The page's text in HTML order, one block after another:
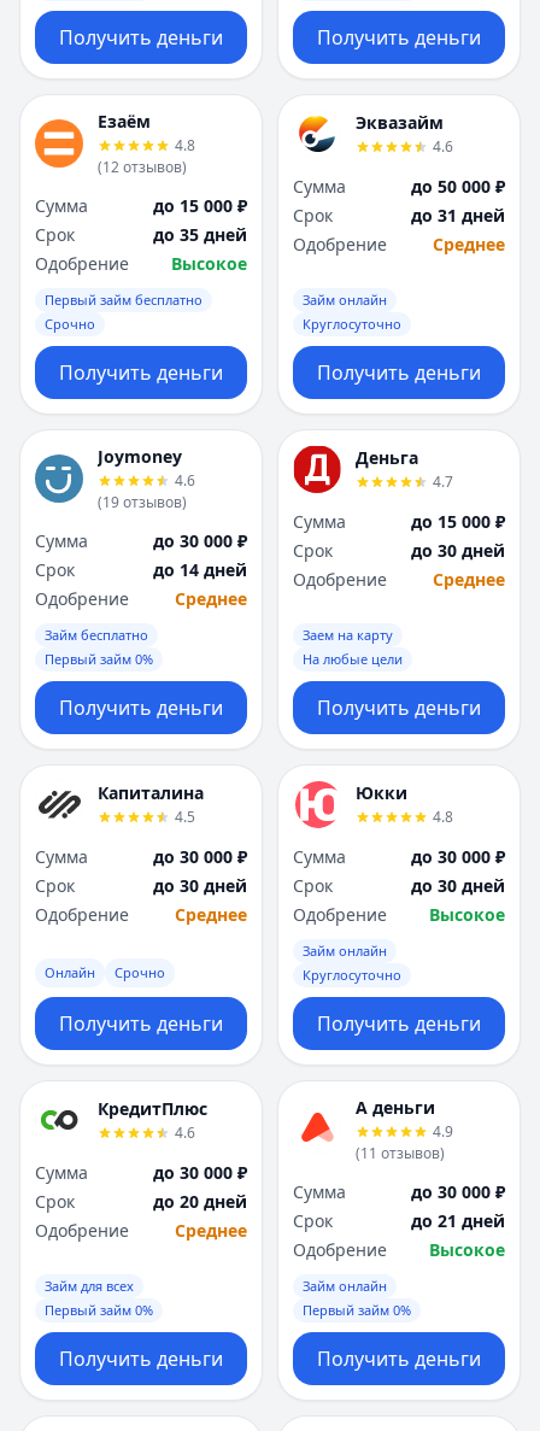
Получить деньги Получить деньги
Езаём
4.8
(12отзывов)
Сумма
до 15 000 ₽
Срок
до 35 дней
Одобрение
Высокое
Первый займ бесплатно
Срочно
Получить деньги
Эквазайм
4.6
Сумма
до 50 000 ₽
Срок
до 31 дней
Одобрение
Среднее
Займ онлайн
Круглосуточно
Получить деньги
Joymoney
4.6
(19отзывов)
Сумма
до 30 000 ₽
Срок
до 14 дней
Одобрение
Среднее
Займ бесплатно
Первый займ 0%
Получить деньги
Деньга
4.7
Сумма
до 15 000 ₽
Срок
до 30 дней
Одобрение
Среднее
Заем на карту
На любые цели
Получить деньги
Капиталина
4.5
Сумма
до 30 000 ₽
Срок
до 30 дней
Одобрение
Среднее
Онлайн Срочно
Получить деньги
Юкки
4.8
Сумма
до 30 000 ₽
Срок
до 30 дней
Одобрение
Высокое
Займ онлайн
Круглосуточно
Получить деньги
КредитПлюс
4.6
Сумма
до 30 000 ₽
Срок
до 20 дней
Одобрение
Среднее
Займ для всех
Первый займ 0%
Получить деньги
А деньги
4.9
(11 отзывов)
Сумма
до 30 000 ₽
Срок
до 21 дней
Одобрение
Высокое
Займ онлайн
Первый займ 0%
Получить деньги